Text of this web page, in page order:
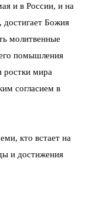
и в России, и на
достигает Божия
молитвенные
помышления
ростки мира
согласием в
кто встает на
и достижения